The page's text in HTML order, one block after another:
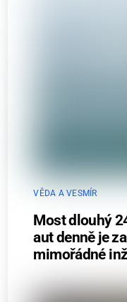
VĚDA A VESMÍR
Most dlouhý
aut denně je
mimořádné